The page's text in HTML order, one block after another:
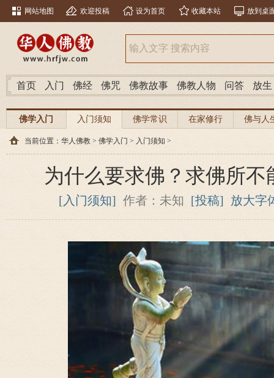
网站地图 欢迎投稿 设为首页 收藏本站 放到桌
首页 入门 佛经 佛咒 佛教故事 佛教人物 问答 放生
佛学入门 入门须知 佛学常识 在家修行 佛与人
当前位置： 华人佛教 > 佛学入门 > 入门须知 >
为什么要求佛？求佛所不
[入门须知] 作者：未知 [投稿] 放大字